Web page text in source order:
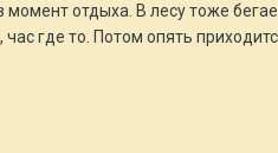
отдыха. В лесу тоже
час где то. Потом опять